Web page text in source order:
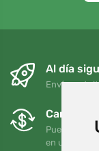
Al día
Envío
Cambios
Puede
en un plazo